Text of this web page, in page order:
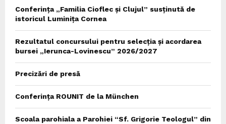
Conferința „Familia Cioflec și Clujul” susținută de
istoricul Luminița Cornea
Rezultatul concursului pentru selecția și acordarea
bursei „Ierunca-Lovinescu” 2026/2027
Precizări de presă
Conferința ROUNIT de la München
Scoala parohiala a Parohiei “Sf. Grigorie Teologul” din